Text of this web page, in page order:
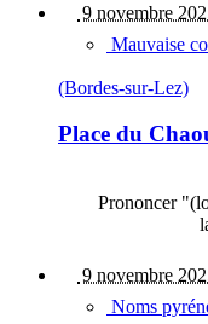
9 novembre
Mauvaise
(Bordes-sur-Lez)
Place du
Prononcer
9 novembre
Noms